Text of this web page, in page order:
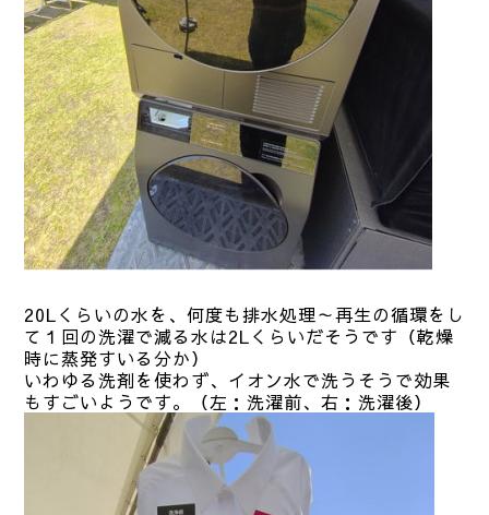
20Lくらいの水を、何度も排水処理～再生の循環をし
て１回の洗濯で減る水は2Lくらいだそうです（乾燥
時に蒸発すいる分か）
いわゆる洗剤を使わず、イオン水で洗うそうで効果
もすごいようです。（左：洗濯前、右：洗濯後）